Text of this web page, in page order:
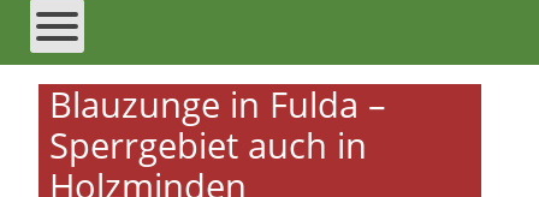
Blauzunge in Fulda –
Sperrgebiet auch in
Holzminden